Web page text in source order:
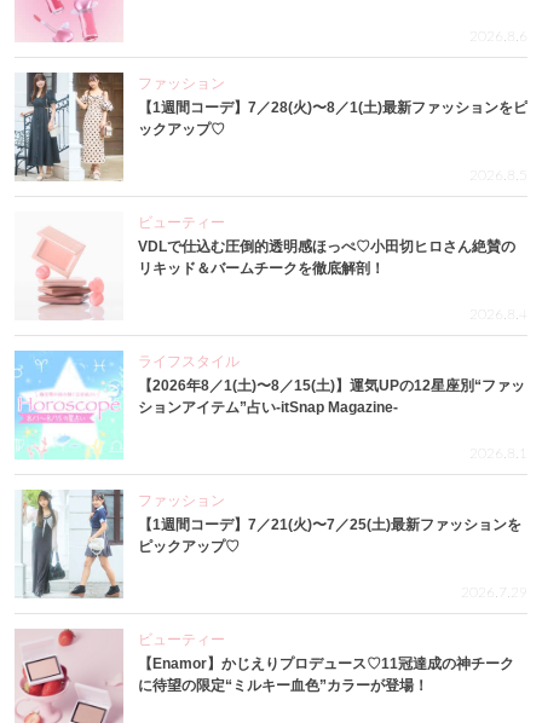
2026.8.6
ファッション
【1週間コーデ】7／28(火)〜8／1(土)最新ファッションをピ
ックアップ♡
2026.8.5
ビューティー
VDLで仕込む圧倒的透明感ほっぺ♡小田切ヒロさん絶賛の
リキッド＆バームチークを徹底解剖！
2026.8.4
ライフスタイル
【2026年8／1(土)〜8／15(土)】運気UPの12星座別“ファッ
ションアイテム”占い-itSnap Magazine-
2026.8.1
ファッション
【1週間コーデ】7／21(火)〜7／25(土)最新ファッションを
ピックアップ♡
2026.7.29
ビューティー
【Enamor】かじえりプロデュース♡11冠達成の神チーク
に待望の限定“ミルキー血色”カラーが登場！